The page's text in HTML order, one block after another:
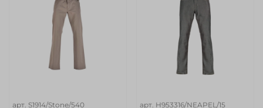
арт. S1914/Stone/540 арт. H953316/NEAPEL/15